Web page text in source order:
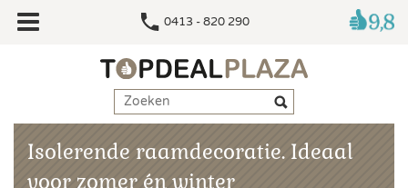
0413 - 820 290
Isolerende raamdecoratie. Ideaal
voor zomer én winter